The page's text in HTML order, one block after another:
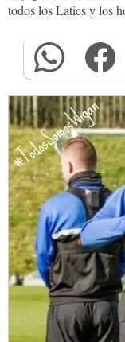
todos los Latics y los